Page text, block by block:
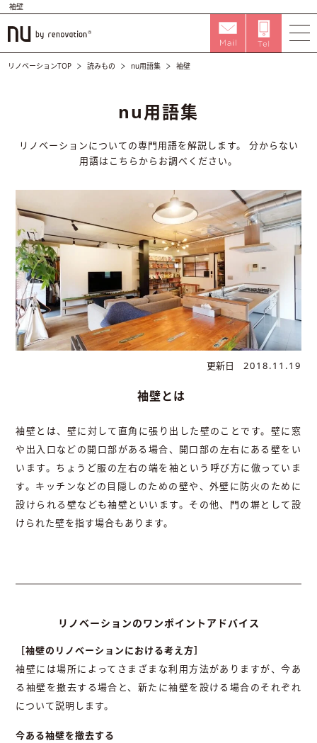
袖壁
リノベーションTOP 読みもの nu用語集 袖壁
nu用語集
リノベーションについての専門用語を解説します。
分からない
用語はこちらからお調べください。
更新日 2018.11.19
袖壁とは
袖壁とは、壁に対して直角に張り出した壁のことです。壁に窓
や出入口などの開口部がある場合、開口部の左右にある壁をい
います。ちょうど服の左右の端を袖という呼び方に倣っていま
す。キッチンなどの目隠しのための壁や、外壁に防火のために
設けられる壁なども袖壁といいます。その他、門の塀として設
けられた壁を指す場合もあります。
リノベーションのワンポイントアドバイス
［袖壁のリノベーションにおける考え方］
袖壁には場所によってさまざまな利用方法がありますが、今あ
る袖壁を撤去する場合と、新たに袖壁を設ける場合のそれぞれ
について説明します。
今ある袖壁を撤去する